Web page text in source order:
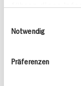
bereitgestellt
Notwendig
Präferenzen
Montag -
Folgen Sie uns auf